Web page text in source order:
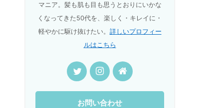
マニア。髪も肌も目も思うとおりにいかな
くなってきた50代を、楽しく・キレイに・
軽やかに駆け抜けたい。 詳しいプロフィー
ルはこちら
お問い合わせ